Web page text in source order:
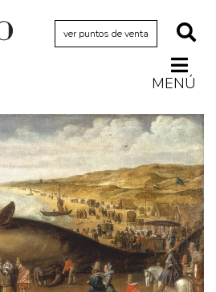
ver puntos de venta
MENÚ